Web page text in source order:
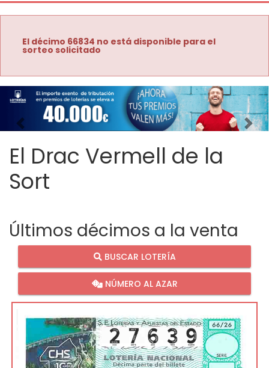
El décimo 66834 no está disponible para el
sorteo solicitado
Imagen anterior
El Drac Vermell de la
Sort
Últimos décimos a la venta
BUSCAR LOTERÍA
NÚMERO AL AZAR